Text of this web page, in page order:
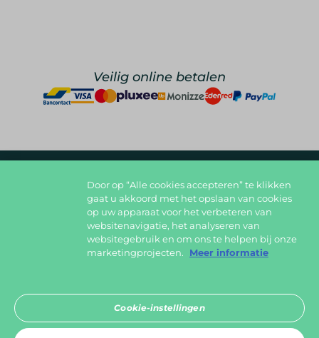
Veilig online betalen
foodlover@foodbag.be 09 298 05 10
Deel jouw gerechten op
App Store
Door op “Alle cookies accepteren” te klikken
gaat u akkoord met het opslaan van cookies
op uw apparaat voor het verbeteren van
websitenavigatie, het analyseren van
websitegebruik en om ons te helpen bij onze
marketingprojecten.
Meer informatie
Cookie-instellingen